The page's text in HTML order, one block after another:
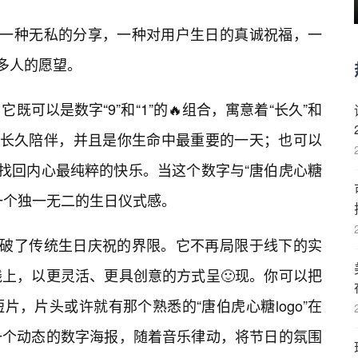
种无私的分享，一种对用户生日的真诚祝福，一
的愿望。
既可以是数字“9”和“1”的🔥组合，寓意着“长久”和
久陪伴，并且是你生命中最重要的一天；也可以
回内心最纯粹的快乐。当这个数字与“唐伯虎心糖
独一无二的生日仪式感。
了传统生日庆祝的界限。它不再局限于线下的实
，以更灵活、更具创意的方式呈🙂现。你可以把
，片头或许就有那个熟悉的“唐伯虎心糖logo”在
动态的数字海报，随着音乐律动，将节日的氛围